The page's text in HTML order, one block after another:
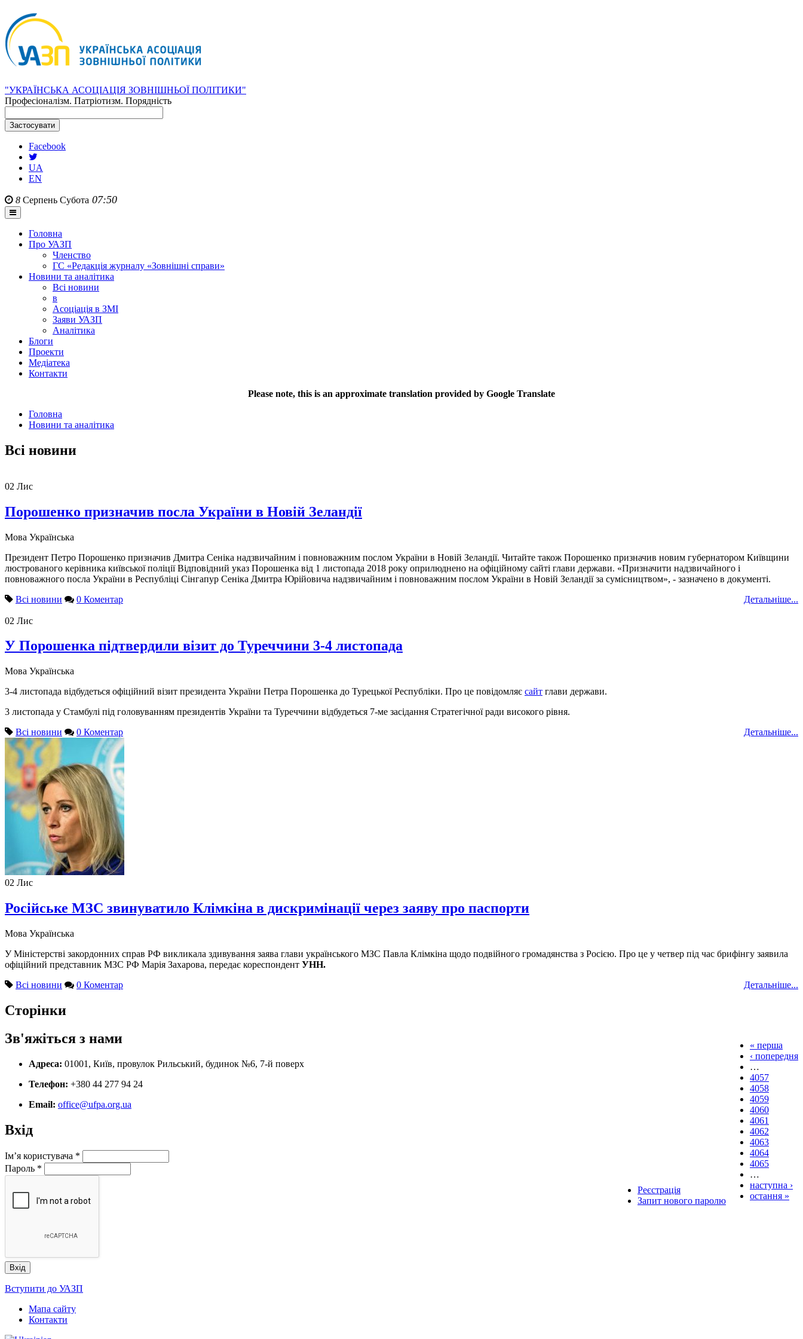
"УКРАЇНСЬКА АСОЦІАЦІЯ ЗОВНІШНЬОЇ ПОЛІТИКИ"
Професіоналізм. Патріотизм. Порядність
Facebook
UA
EN
8 Серпень Субота 07:50
Головна
Про УАЗП
Членство
ГС «Редакція журналу «Зовнішні справи»
Новини та аналітика
Всі новини
в
Асоціація в ЗМІ
Заяви УАЗП
Аналітика
Блоги
Проекти
Медіатека
Контакти
Please note, this is an approximate translation provided by Google Translate
Головна
Новини та аналітика
Всі новини
02 Лис
Порошенко призначив посла України в Новій Зеландії
Мова Українська
Президент Петро Порошенко призначив Дмитра Сеніка надзвичайним і повноважним послом України в Новій Зеландії. Читайте також Порошенко призначив новим губернатором Київщини
люстрованого керівника київської поліції Відповідний указ Порошенка від 1 листопада 2018 року оприлюднено на офіційному сайті глави держави. «Призначити надзвичайного і
повноважного посла України в Республіці Сінгапур Сеніка Дмитра Юрійовича надзвичайним і повноважним послом України в Новій Зеландії за сумісництвом», - зазначено в документі.
Всі новини
0 Коментар Детальніше...
02 Лис
У Порошенка підтвердили візит до Туреччини 3-4 листопада
Мова Українська
3-4 листопада відбудеться офіційний візит президента України Петра Порошенка до Турецької Республіки. Про це повідомляє сайт глави держави.
3 листопада у Стамбулі під головуванням президентів України та Туреччини відбудеться 7-ме засідання Стратегічної ради високого рівня.
Всі новини
0 Коментар Детальніше...
02 Лис
Російське МЗС звинуватило Клімкіна в дискримінації через заяву про паспорти
Мова Українська
У Міністерстві закордонних справ РФ викликала здивування заява глави українського МЗС Павла Клімкіна щодо подвійного громадянства з Росією. Про це у четвер під час брифінгу заявила
офіційний представник МЗС РФ Марія Захарова, передає кореспондент УНН.
Всі новини
0 Коментар Детальніше...
Сторінки
« перша
‹ попередня
…
4057
4058
4059
4060
4061
4062
4063
4064
4065
…
наступна ›
остання »
Зв'яжіться з нами
Адреса: 01001, Київ, провулок Рильський, будинок №6, 7-й поверх
Телефон: +380 44 277 94 24
Email: office@ufpa.org.ua
Вхід
Ім’я користувача *
Пароль *
Реєстрація
Запит нового паролю
Вступити до УАЗП
Мапа сайту
Контакти